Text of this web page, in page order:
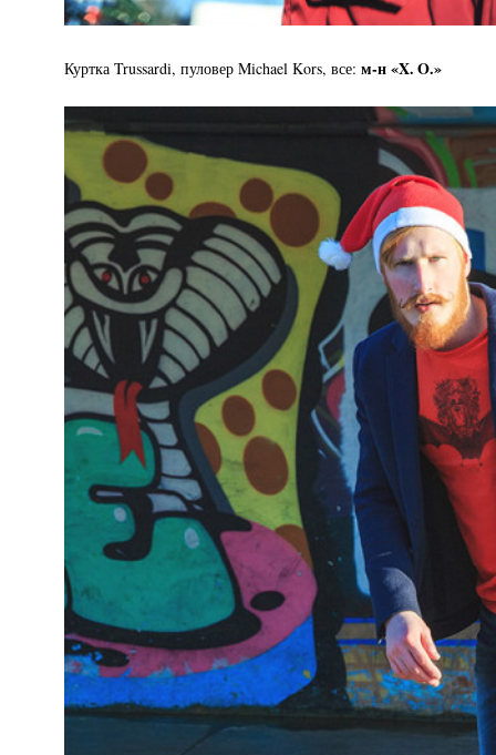
Куртка Trussardi, пуловер Michael Kors, все: м-н «X. O.»